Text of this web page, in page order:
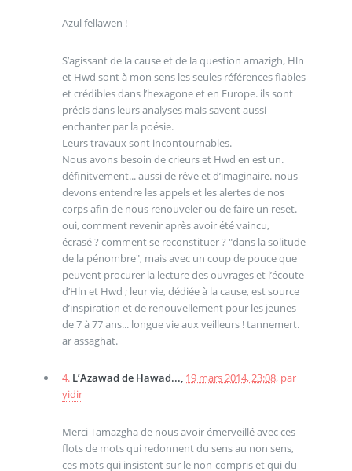
Azul fellawen !
S’agissant de la cause et de la question amazigh, Hln
et Hwd sont à mon sens les seules références fiables
et crédibles dans l’hexagone et en Europe. ils sont
précis dans leurs analyses mais savent aussi
enchanter par la poésie.
Leurs travaux sont incontournables.
Nous avons besoin de crieurs et Hwd en est un.
définitvement... aussi de rêve et d’imaginaire. nous
devons entendre les appels et les alertes de nos
corps afin de nous renouveler ou de faire un reset.
oui, comment revenir après avoir été vaincu,
écrasé ? comment se reconstituer ? "dans la solitude
de la pénombre", mais avec un coup de pouce que
peuvent procurer la lecture des ouvrages et l’écoute
d’Hln et Hwd ; leur vie, dédiée à la cause, est source
d’inspiration et de renouvellement pour les jeunes
de 7 à 77 ans... longue vie aux veilleurs ! tannemert.
ar assaghat.
4. L’Azawad de Hawad..., 19 mars 2014, 23:08, par
yidir
Merci Tamazgha de nous avoir émerveillé avec ces
flots de mots qui redonnent du sens au non sens,
ces mots qui insistent sur le non-compris et qui du